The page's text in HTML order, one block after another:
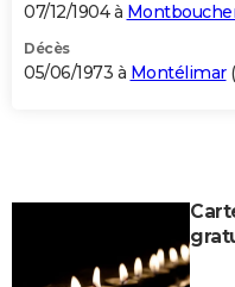
07/12/1904 à
Décès
05/06/1973 à Montélimar(